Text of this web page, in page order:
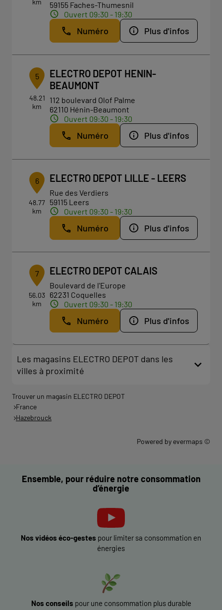
km
59155 Faches-Thumesnil
Ouvert 09:30 - 19:30
Numéro Plus d'infos
5
48.21
km
ELECTRO DEPOT HENIN-
BEAUMONT
112 boulevard Olof Palme
62110 Hénin-Beaumont
Ouvert 09:30 - 19:30
Numéro Plus d'infos
6
48.77
km
ELECTRO DEPOT LILLE - LEERS
Rue des Verdiers
59115 Leers
Ouvert 09:30 - 19:30
Numéro Plus d'infos
7
56.03
km
ELECTRO DEPOT CALAIS
Boulevard de l'Europe
62231 Coquelles
Ouvert 09:30 - 19:30
Numéro Plus d'infos
Les magasins ELECTRO DEPOT dans les
villes à proximité
Trouver un magasin ELECTRO DEPOT
France
Hazebrouck
Powered by evermaps ©
Ensemble, pour réduire notre consommation
d’énergie
Nos vidéos éco-gestes pour limiter sa consommation en
énergies
Nos conseils pour une consommation plus durable